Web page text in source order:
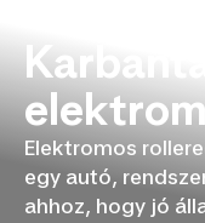
Elektromos
egy autó,
ahhoz, hogy jó